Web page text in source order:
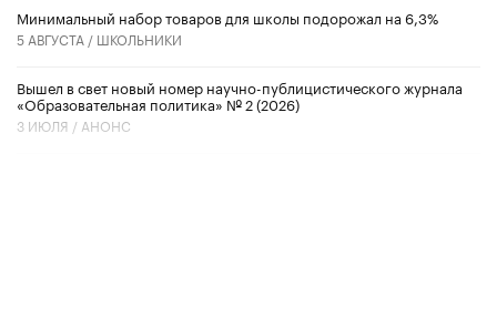
Минимальный набор товаров для школы подорожал на 6,3%
5 АВГУСТА / ШКОЛЬНИКИ
Вышел в свет новый номер научно-публицистического журнала
«Образовательная политика» № 2 (2026)
3 ИЮЛЯ / АНОНС